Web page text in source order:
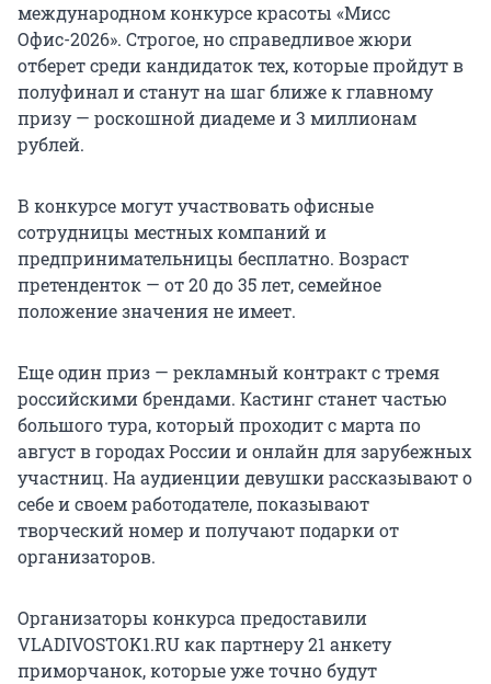
международном конкурсе красоты «Мисс
Офис-2026». Строгое, но справедливое жюри
отберет среди кандидаток тех, которые пройдут в
полуфинал и станут на шаг ближе к главному
призу — роскошной диадеме и 3 миллионам
рублей.
В конкурсе могут участвовать офисные
сотрудницы местных компаний и
предпринимательницы бесплатно. Возраст
претенденток — от 20 до 35 лет, семейное
положение значения не имеет.
Еще один приз — рекламный контракт с тремя
российскими брендами. Кастинг станет частью
большого тура, который проходит с марта по
август в городах России и онлайн для зарубежных
участниц. На аудиенции девушки рассказывают о
себе и своем работодателе, показывают
творческий номер и получают подарки от
организаторов.
Организаторы конкурса предоставили
VLADIVOSTOK1.RU как партнеру 21 анкету
приморчанок, которые уже точно будут